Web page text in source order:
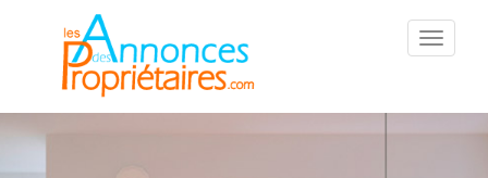
::Menu::